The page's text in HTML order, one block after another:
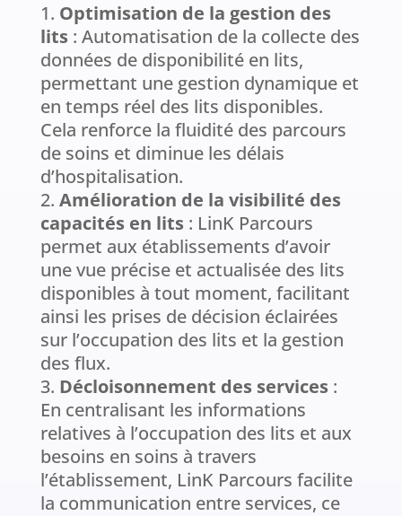
Optimisation de la gestion des
lits: Automatisation de la collecte des
données de disponibilité en lits,
permettant une gestion dynamique et
en temps réel des lits disponibles.
Cela renforce la fluidité des parcours
de soins et diminue les délais
d’hospitalisation​.
Amélioration de la visibilité des
capacités en lits: LinK Parcours
permet aux établissements d’avoir
une vue précise et actualisée des lits
disponibles à tout moment, facilitant
ainsi les prises de décision éclairées
sur l’occupation des lits et la gestion
des flux​.
Décloisonnement des services:
En centralisant les informations
relatives à l’occupation des lits et aux
besoins en soins à travers
l’établissement, LinK Parcours facilite
la communication entre services, ce